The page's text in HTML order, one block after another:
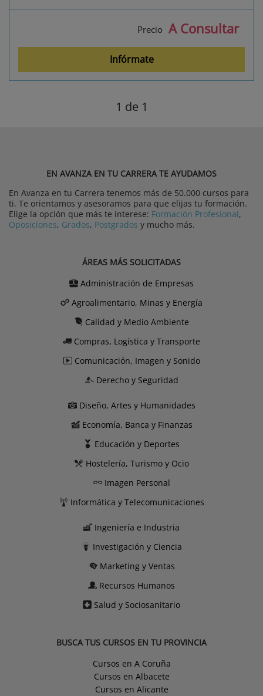
Precio A Consultar
Infórmate
1 de 1
EN AVANZA EN TU CARRERA TE AYUDAMOS
En Avanza en tu Carrera tenemos más de 50.000 cursos para
ti. Te orientamos y asesoramos para que elijas tu formación.
Elige la opción que más te interese: Formación Profesional,
Oposiciones, Grados, Postgrados y mucho más.
ÁREAS MÁS SOLICITADAS
Administración de Empresas
Agroalimentario, Minas y Energía
Calidad y Medio Ambiente
Compras, Logística y Transporte
Comunicación, Imagen y Sonido
Derecho y Seguridad
Diseño, Artes y Humanidades
Economía, Banca y Finanzas
Educación y Deportes
Hostelería, Turismo y Ocio
Imagen Personal
Informática y Telecomunicaciones
Ingeniería e Industria
Investigación y Ciencia
Marketing y Ventas
Recursos Humanos
Salud y Sociosanitario
BUSCA TUS CURSOS EN TU PROVINCIA
Cursos en A Coruña
Cursos en Albacete
Cursos en Alicante